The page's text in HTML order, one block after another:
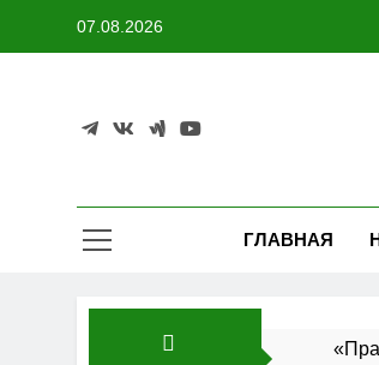
07.08.2026
ГЛАВНАЯ